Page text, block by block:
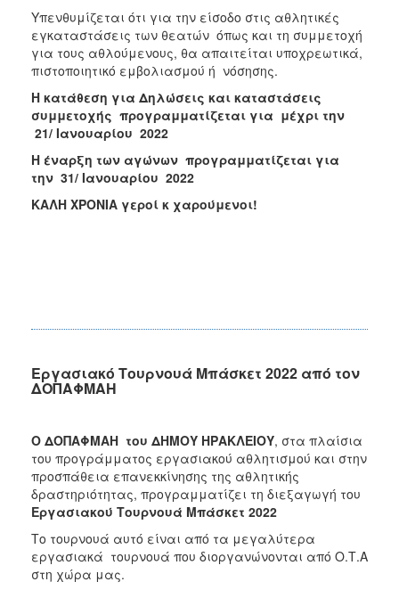
Υπενθυμίζεται ότι για την είσοδο στις αθλητικές
εγκαταστάσεις των θεατών όπως και τη συμμετοχή
για τους αθλούμενους, θα απαιτείται υποχρεωτικά,
πιστοποιητικό εμβολιασμού ή νόσησης.
Η κατάθεση για Δηλώσεις και καταστάσεις
συμμετοχής προγραμματίζεται για μέχρι την
21/ Ιανουαρίου 2022
Η έναρξη των αγώνων προγραμματίζεται για
την 31/ Ιανουαρίου 2022
ΚΑΛΗ ΧΡΟΝΙΑ γεροί κ χαρούμενοι!
Εργασιακό Τουρνουά Μπάσκετ 2022 από τον
ΔΟΠΑΦΜΑΗ
Ο ΔΟΠΑΦΜΑΗ του ΔΗΜΟΥ ΗΡΑΚΛΕΙΟΥ, στα πλαίσια
του προγράμματος εργασιακού αθλητισμού και στην
προσπάθεια επανεκκίνησης της αθλητικής
δραστηριότητας, προγραμματίζει τη διεξαγωγή του
Εργασιακού Τουρνουά Μπάσκετ 2022
Το τουρνουά αυτό είναι από τα μεγαλύτερα
εργασιακά τουρνουά που διοργανώνονται από Ο.Τ.Α
στη χώρα μας.